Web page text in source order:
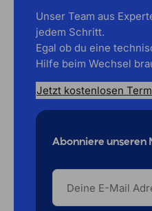
Unser Team aus
jedem Schritt.
Egal ob du eine
Hilfe beim Wechsel
Jetzt kostenlosen
Abonniere unseren
DEINE
MAIL
ADRESSE